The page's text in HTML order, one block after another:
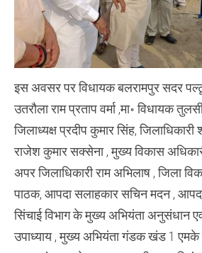
इस अवसर पर विधायक बलरामपुर सदर
उतरौला राम प्रताप वर्मा ,मा॰ विधायक
जिलाध्यक्ष प्रदीप कुमार सिंह,
राजेश कुमार सक्सेना , मुख्य विकास
अपर जिलाधिकारी राम अभिलाष , जिला
पाठक, आपदा सलाहकार सचिन मदन ,
सिंचाई विभाग के मुख्य अभियंता अनुसंधान
उपाध्याय , मुख्य अभियंता गंडक खंड 1 एमके